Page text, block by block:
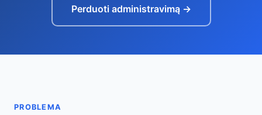
Perduoti administravimą →
PROBLEMA